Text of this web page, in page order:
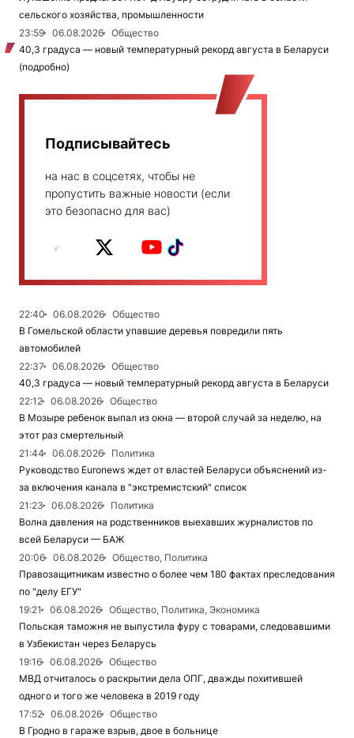
сельского хозяйства, промышленности
23:59
06.08.2026
Общество
40,3 градуса — новый температурный рекорд августа в Беларуси
(подробно)
Подписывайтесь
на нас в соцсетях, чтобы не
пропустить важные новости (если
это безопасно для вас)
22:40 06.08.2026
Общество
В Гомельской области упавшие деревья повредили пять
автомобилей
22:37
06.08.2026
Общество
40,3 градуса — новый температурный рекорд августа в Беларуси
22:12
06.08.2026
Общество
В Мозыре ребенок выпал из окна — второй случай за неделю, на
этот раз смертельный
21:44
06.08.2026
Политика
Руководство Euronews ждет от властей Беларуси объяснений из-
за включения канала в "экстремистский" список
21:23
06.08.2026
Политика
Волна давления на родственников выехавших журналистов по
всей Беларуси — БАЖ
20:06
06.08.2026
Общество, Политика
Правозащитникам известно о более чем 180 фактах преследования
по "делу ЕГУ"
19:21
06.08.2026
Общество, Политика, Экономика
Польская таможня не выпустила фуру с товарами, следовавшими
в Узбекистан через Беларусь
19:16
06.08.2026
Общество
МВД отчиталось о раскрытии дела ОПГ, дважды похитившей
одного и того же человека в 2019 году
17:52
06.08.2026
Общество
В Гродно в гараже взрыв, двое в больнице